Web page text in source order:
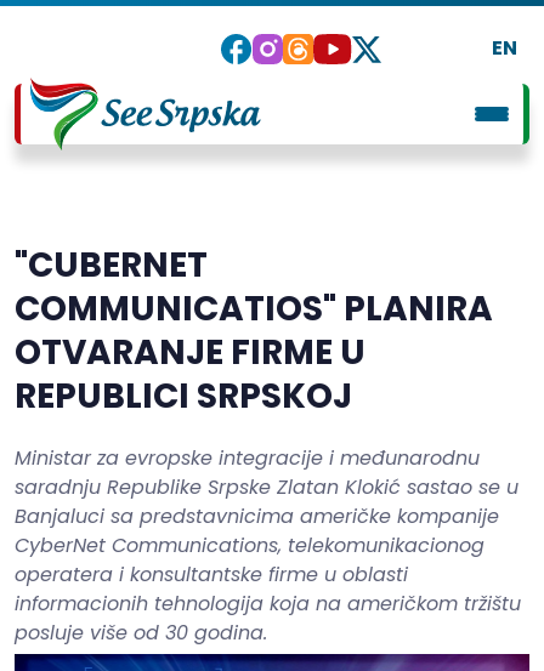
EN
"CUBERNET
COMMUNICATIOS" PLANIRA
OTVARANJE FIRME U
REPUBLICI SRPSKOJ
Ministar za evropske integracije i međunarodnu
saradnju Republike Srpske Zlatan Klokić sastao se u
Banjaluci sa predstavnicima američke kompanije
CyberNet Communications, telekomunikacionog
operatera i konsultantske firme u oblasti
informacionih tehnologija koja na američkom tržištu
posluje više od 30 godina.